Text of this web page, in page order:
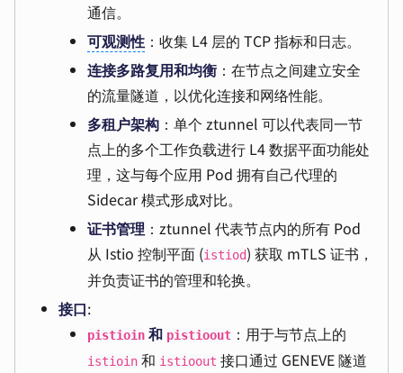
通信。
可观测性 ：收集 L4 层的 TCP 指标和日志。
连接多路复用和均衡 ：在节点之间建立安全
的流量隧道，以优化连接和网络性能。
多租户架构 ：单个 ztunnel 可以代表同一节
点上的多个工作负载进行 L4 数据平面功能处
理，这与每个应用 Pod 拥有自己代理的
Sidecar 模式形成对比。
证书管理 ：ztunnel 代表节点内的所有 Pod
从 Istio 控制平面 (istiod) 获取 mTLS 证书，
并负责证书的管理和轮换。
接口:
pistioin 和 pistioout ：用于与节点上的
istioin 和 istioout 接口通过 GENEVE 隧道